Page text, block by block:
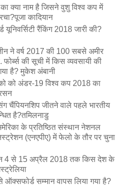
क्या नाम है जिसने वुशु विश्व कप में
कादियान
रैंकिंग 2018 जारी की?
ने वर्ष 2017 की 100 सबसे अमीर
फोर्ब्स की सूची में किस व्यवसायी की
है? मुकेश अंबानी
को अंडर-19 विश्व कप 2018 का
चैंपियनशिप जीतने वाले पहले भारतीय
है?तमिलनाडु
के प्रतिष्ठित संस्थान नेशनल
(एनएपीए) में फेलो के तौर पर चुना
4 से 15 अप्रैल 2018 तक किस देश के
से ऑक्सफोर्ड सम्मान वापस लिया गया है?